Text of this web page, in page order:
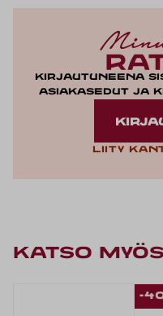
Kirjautuneena
asiakasedut ja
Liity
KATSO MYÖS
-